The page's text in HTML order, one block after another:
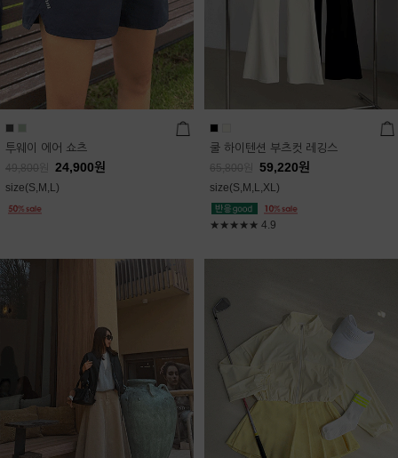
투웨이 에어 쇼츠
49,800 24,900원
size(S,M,L)
쿨 하이텐션 부츠컷 레깅스
65,800 59,220원
size(S,M,L,XL)
★★★★★ 4.9